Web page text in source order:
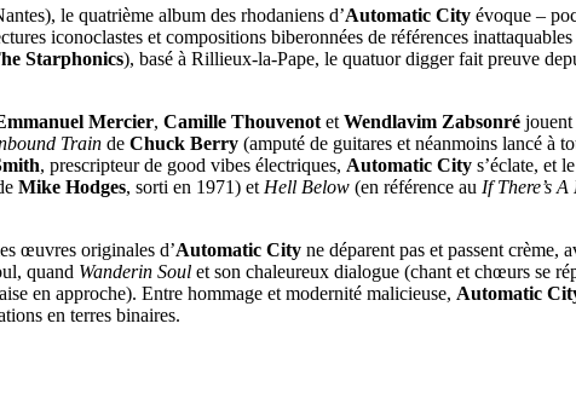
le quatrième album des rhodaniens d’Automatic City évoque –
iconoclastes et compositions biberonnées de références
Starphonics), basé à Rillieux-la-Pape, le quatuor digger fait preuve
Mercier, Camille Thouvenot et Wendlavim Zabsonré jouent
Train de Chuck Berry (amputé de guitares et néanmoins lancé à
, prescripteur de good vibes électriques, Automatic City s’éclate, et
Mike Hodges, sorti en 1971) et Hell Below (en référence au If There’s
œuvres originales d’Automatic City ne déparent pas et passent crème,
quand Wanderin Soul et son chaleureux dialogue (chant et chœurs se
en approche). Entre hommage et modernité malicieuse, Automatic
en terres binaires.